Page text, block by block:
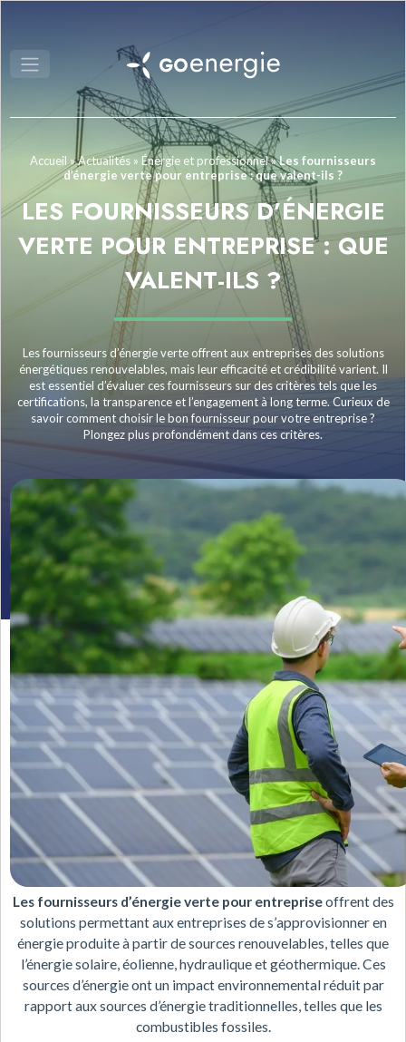
Accueil »Actualités » Énergie et professionnel»Les fournisseurs
d’énergie verte pour entreprise : que valent-ils ?
LES FOURNISSEURS D’ÉNERGIE
VERTE POUR ENTREPRISE : QUE
VALENT-ILS ?
Les fournisseurs d’énergie verte offrent aux entreprises des solutions
énergétiques renouvelables, mais leur efficacité et crédibilité varient. Il
est essentiel d’évaluer ces fournisseurs sur des critères tels que les
certifications, la transparence et l’engagement à long terme. Curieux de
savoir comment choisir le bon fournisseur pour votre entreprise ?
Plongez plus profondément dans ces critères.
Les fournisseurs d’énergie verte pour entrepriseoffrent des
solutions permettant aux entreprises de s’approvisionner en
énergie produite à partir de sources renouvelables, telles que
l’énergie solaire, éolienne, hydraulique et géothermique. Ces
sources d’énergie ont un impact environnemental réduit par
rapport aux sources d’énergie traditionnelles, telles que les
combustibles fossiles.